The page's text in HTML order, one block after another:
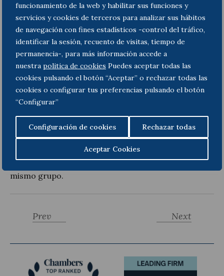
funcionamiento de la web y habilitar sus funciones y
servicios y cookies de terceros para analizar sus hábitos
de navegación con fines estadísticos -control del tráfico,
identificar la sesión, recuento de visitas, tiempo de
permanencia-, para más información accede a
nuestra politica de cookies Puedes aceptar todas las
cookies pulsando el botón “Aceptar” o rechazar todas las
cookies o configurar tus preferencias pulsando el botón
“Configurar”
Configuración de cookies Rechazar todas
Aceptar Cookies
d) Las viviendas vacías sometidas al Impuesto
sobre viviendas vacías, regulado en la Ley
14/2015, de 21 de julio.
Mediante planeamiento derivado se podrá hacer
extensivo a otros inmuebles.
El tanteo y retracto se aplica en las transmisiones
onerosas de inmuebles, incluida la transmisión de
18/2007, de 28 de diciembre, del derecho a la
mismo grupo.
Next
Prev